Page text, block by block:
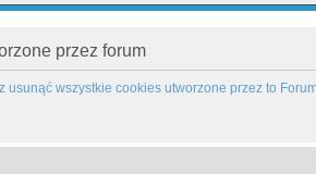
przez forum
usunąć wszystkie cookies utworzone przez to